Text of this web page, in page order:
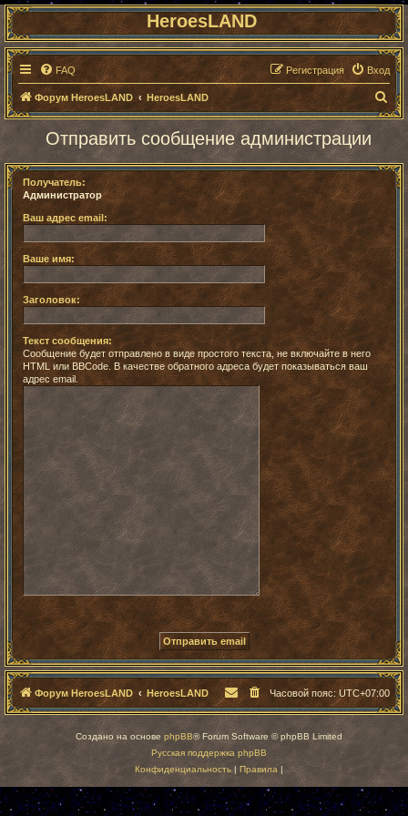
HeroesLAND
FAQ Вход
Регистрация
Форум HeroesLAND HeroesLAND
П
о
с
Отправить сообщение администрации
Получатель:
Администратор
Ваш адрес email:
Ваше имя:
Заголовок:
Текст сообщения:
Сообщение будет отправлено в виде простого текста, не включайте в него
HTML или BBCode. В качестве обратного адреса будет показываться ваш
адрес email.
Форум HeroesLAND HeroesLAND Часовой пояс:UTC+07:00
Создано на основе phpBB® Forum Software © phpBB Limited
Русская поддержка phpBB
Конфиденциальность| Правила |